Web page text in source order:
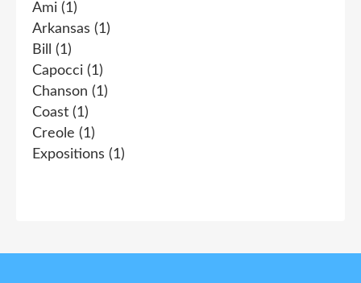
Ami (1)
Arkansas (1)
Bill
(1)
Capocci (1)
Chanson (1)
Coast (1)
Creole (1)
Expositions (1)